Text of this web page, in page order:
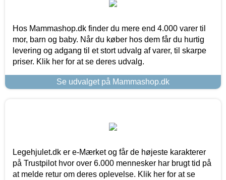
Hos Mammashop.dk finder du mere end 4.000 varer til
mor, barn og baby. Når du køber hos dem får du hurtig
levering og adgang til et stort udvalg af varer, til skarpe
priser. Klik her for at se deres udvalg.
Se udvalget på Mammashop.dk
Legehjulet.dk er e-Mærket og får de højeste karakterer
på Trustpilot hvor over 6.000 mennesker har brugt tid på
at melde retur om deres oplevelse. Klik her for at se